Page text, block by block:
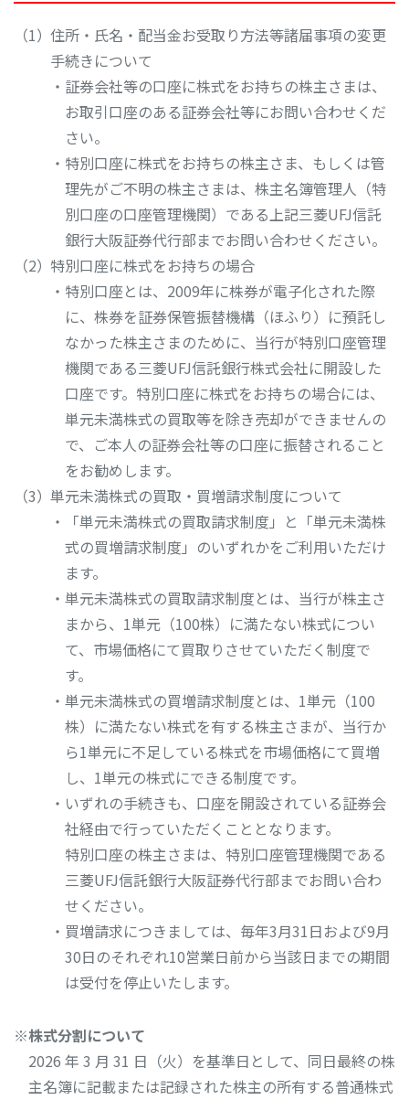
住所・氏名・配当金お受取り方法等諸届事項の変更
手続きについて
・証券会社等の口座に株式をお持ちの株主さまは、
お取引口座のある証券会社等にお問い合わせくだ
さい。
・特別口座に株式をお持ちの株主さま、もしくは管
理先がご不明の株主さまは、株主名簿管理人（特
別口座の口座管理機関）である上記三菱UFJ信託
銀行大阪証券代行部までお問い合わせください。
特別口座に株式をお持ちの場合
・特別口座とは、2009年に株券が電子化された際
に、株券を証券保管振替機構（ほふり）に預託し
なかった株主さまのために、当行が特別口座管理
機関である三菱UFJ信託銀行株式会社に開設した
口座です。特別口座に株式をお持ちの場合には、
単元未満株式の買取等を除き売却ができませんの
で、ご本人の証券会社等の口座に振替されること
をお勧めします。
単元未満株式の買取・買増請求制度について
・「単元未満株式の買取請求制度」と「単元未満株
式の買増請求制度」のいずれかをご利用いただけ
ます。
・単元未満株式の買取請求制度とは、当行が株主さ
まから、1単元（100株）に満たない株式につい
て、市場価格にて買取りさせていただく制度で
す。
・単元未満株式の買増請求制度とは、1単元（100
株）に満たない株式を有する株主さまが、当行か
ら1単元に不足している株式を市場価格にて買増
し、1単元の株式にできる制度です。
・いずれの手続きも、口座を開設されている証券会
社経由で行っていただくこととなります。
特別口座の株主さまは、特別口座管理機関である
三菱UFJ信託銀行大阪証券代行部までお問い合わ
せください。
・買増請求につきましては、毎年3月31日および9月
30日のそれぞれ10営業日前から当該日までの期間
は受付を停止いたします。
※株式分割について
2026 年 3 月 31 日（火）を基準日として、同日最終の株
主名簿に記載または記録された株主の所有する普通株式